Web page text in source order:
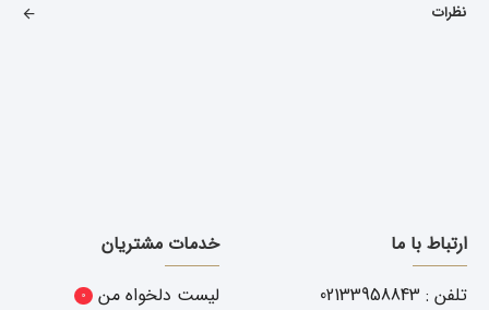
نظرات
ارتباط با ما
تلفن : 02133958843
خدمات مشتریان
لیست دلخواه من
0